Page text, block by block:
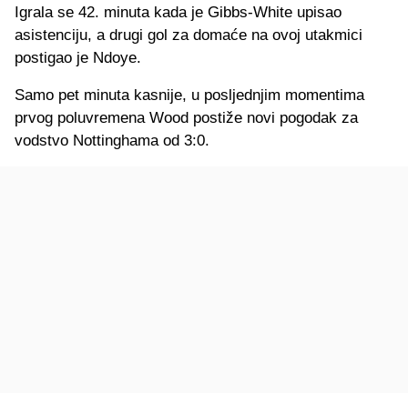
Igrala se 42. minuta kada je Gibbs-White upisao
asistenciju, a drugi gol za domaće na ovoj utakmici
postigao je Ndoye.
Samo pet minuta kasnije, u posljednjim momentima
prvog poluvremena Wood postiže novi pogodak za
vodstvo Nottinghama od 3:0.